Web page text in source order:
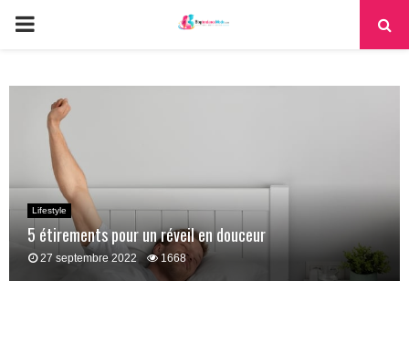
PRIMARY
Lifestyle
5 étirements pour un réveil en douceur
27 septembre 2022 1668